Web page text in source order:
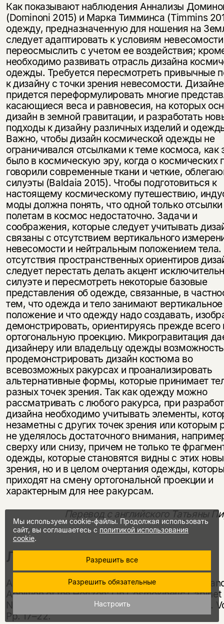
Как показывают наблюдения Аннализы
(Dominoni 2015) и Марка Тимминса (Timmins
одежду, предназначенную для ношения на
следует адаптировать к условиям
переосмыслить с учетом ее воздействия;
необходимо развивать отрасль дизайна
одежды. Требуется пересмотреть привычные
к дизайну с точки зрения невесомости.
придется переформулировать многие
касающиеся веса и равновесия, на которых
дизайн в земной гравитации, и разработать
подходы к дизайну различных изделий и
Важно, чтобы дизайн космической одежды не
ограничивался отсылками к теме космоса, как
было в космическую эру, когда о космических
говорили современные ткани и четкие,
силуэты (Baldaia 2015). Чтобы подготовиться к
настоящему космическому путешествию,
моды должна понять, что одной только отсылки
полетам в космос недостаточно. Задачи и
соображения, которые следует учитывать
связаны с отсутствием вертикального
невесомости и нейтральным положением тела.
отсутствия пространственных ориентиров
следует перестать делать акцент
силуэте и пересмотреть некоторые базовые
представления об одежде, связанные, в
тем, что одежда и тело занимают вертикальное
положение и что одежду надо создавать,
демонстрировать, ориентируясь прежде всего
ортогональную проекцию. Микрогравитация
дизайнеру или владельцу одежды возможность
продемонстрировать дизайн костюма во
всевозможных ракурсах и проанализировать
альтернативные формы, которые принимает
разных точек зрения. Так как одежду можно
рассматривать с любого ракурса, при
дизайна необходимо учитывать элементы,
незаметны с других точек зрения или которым
не уделялось достаточного внимания,
сверху или снизу, причем не только те
одежды, которые становятся видны с этих
зрения, но и в целом очертания одежды,
приходят на смену ортогональной проекции и
характерным для нее ракурсам.
Перевод с английского Татьяны
Литература
Arns 2019 — Arns I. Zero Gravity, Anti-Mimesis
Abolition of the Horizon: On Cosmokinetic Cabinet
Noordung’s «Postgravity Art» // Leonardo. 2019.
Pp. 17–22.
Мы используем cookie-файлы. Продолжая использовать
сайт, вы соглашаетесь с политикой использования
cookie.
Разрешить все
Разрешить обязательные
Настроить